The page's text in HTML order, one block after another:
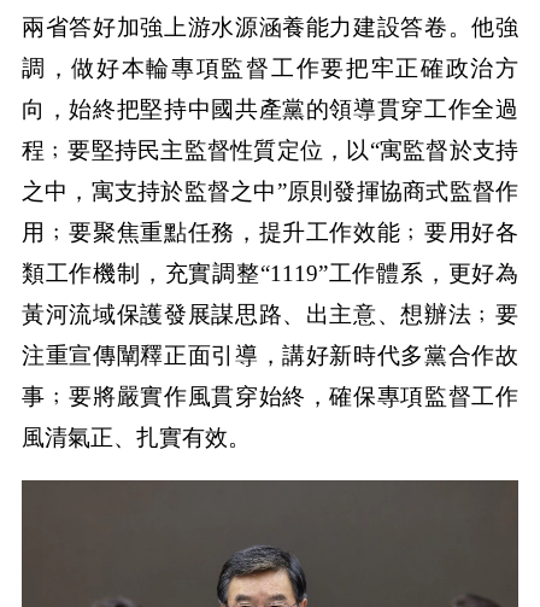
兩省答好加強上游水源涵養能力建設答卷。他強
調，做好本輪專項監督工作要把牢正確政治方
向，始終把堅持中國共產黨的領導貫穿工作全過
程﹔要堅持民主監督性質定位，以“寓監督於支持
之中，寓支持於監督之中”原則發揮協商式監督作
用﹔要聚焦重點任務，提升工作效能﹔要用好各
類工作機制，充實調整“1119”工作體系，更好為
黃河流域保護發展謀思路、出主意、想辦法﹔要
注重宣傳闡釋正面引導，講好新時代多黨合作故
事﹔要將嚴實作風貫穿始終，確保專項監督工作
風清氣正、扎實有效。